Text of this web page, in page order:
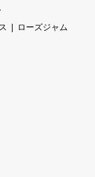
ローズジャム